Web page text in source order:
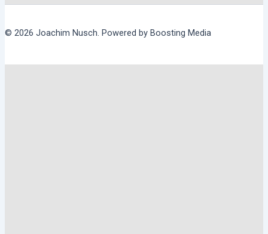
© 2026 Joachim Nusch. Powered by Boosting Media